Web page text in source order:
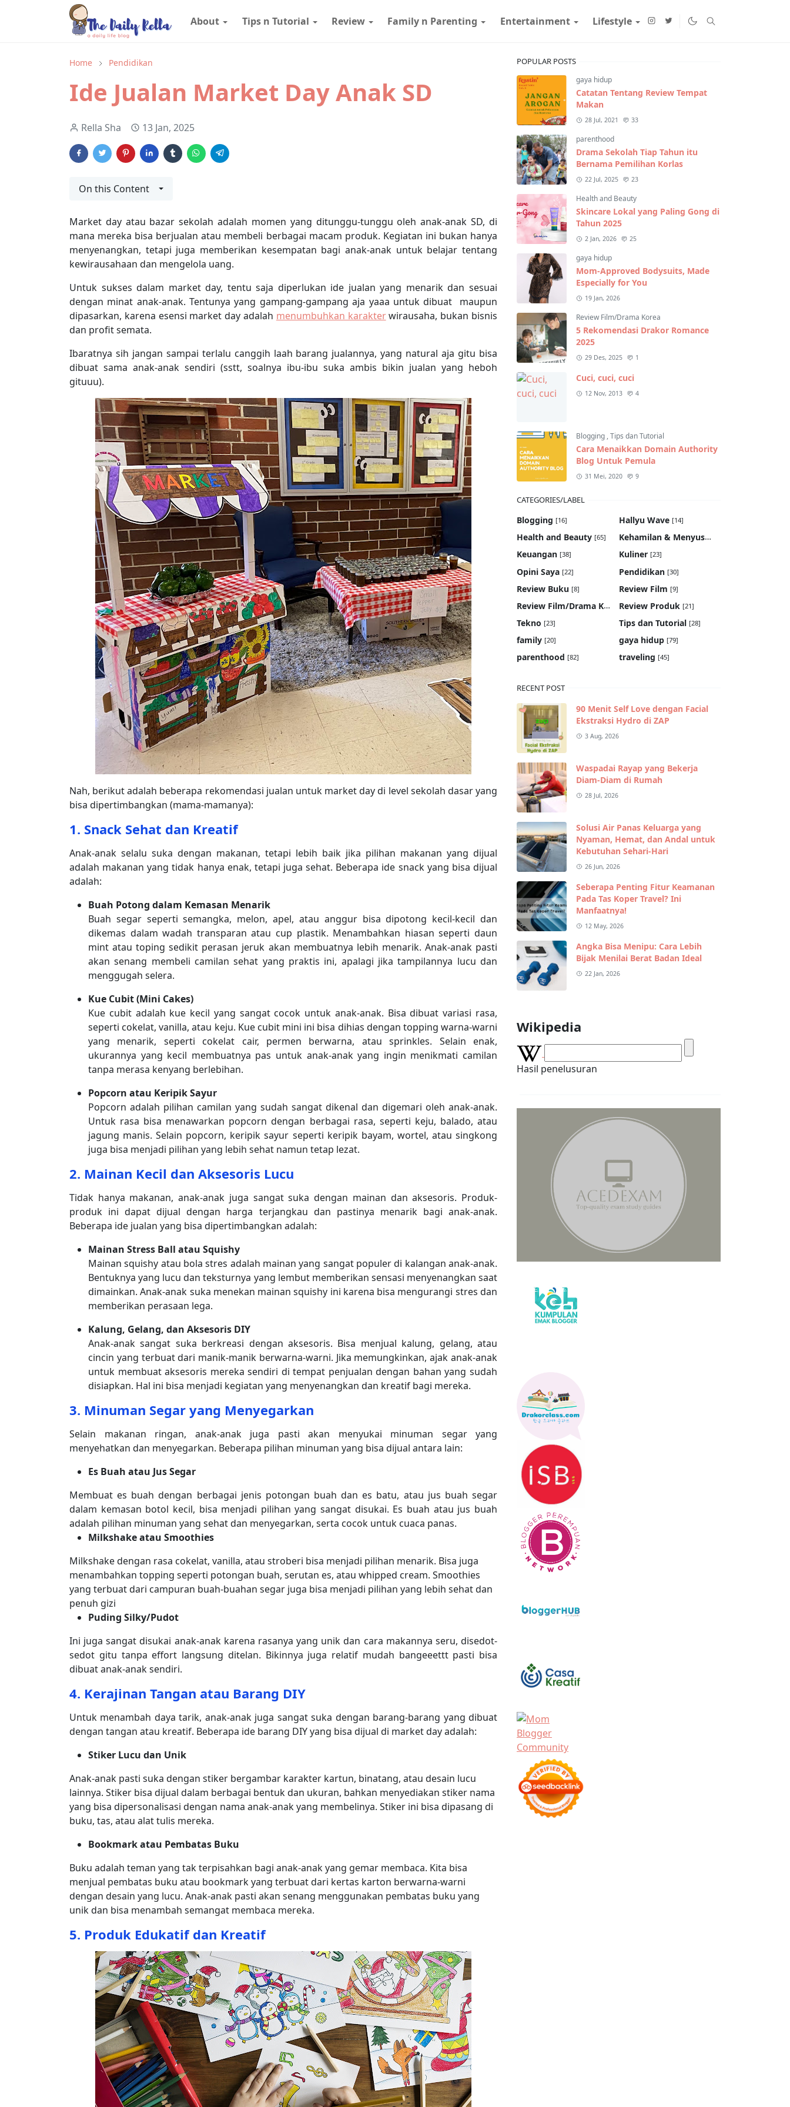
About Tips n Tutorial Review Family n Parenting Entertainment Lifestyle
Home Pendidikan
Ide Jualan Market Day Anak SD
Rella Sha 13 Jan, 2025
On this Content
Market day atau bazar sekolah adalah momen yang ditunggu-tunggu oleh anak-anak SD, di
mana mereka bisa berjualan atau membeli berbagai macam produk. Kegiatan ini bukan hanya
menyenangkan, tetapi juga memberikan kesempatan bagi anak-anak untuk belajar tentang
kewirausahaan dan mengelola uang.
Untuk sukses dalam market day, tentu saja diperlukan ide jualan yang menarik dan sesuai
dengan minat anak-anak. Tentunya yang gampang-gampang aja yaaa untuk dibuat maupun
dipasarkan, karena esensi market day adalah menumbuhkan karakterwirausaha, bukan bisnis
dan profit semata.
Ibaratnya sih jangan sampai terlalu canggih laah barang jualannya, yang natural aja gitu bisa
dibuat sama anak-anak sendiri (sstt, soalnya ibu-ibu suka ambis bikin jualan yang heboh
gituuu).
Nah, berikut adalah beberapa rekomendasi jualan untuk market day di level sekolah dasar yang
bisa dipertimbangkan (mama-mamanya):
1. Snack Sehat dan Kreatif
Anak-anak selalu suka dengan makanan, tetapi lebih baik jika pilihan makanan yang dijual
adalah makanan yang tidak hanya enak, tetapi juga sehat. Beberapa ide snack yang bisa dijual
adalah:
Buah Potong dalam Kemasan Menarik
Buah segar seperti semangka, melon, apel, atau anggur bisa dipotong kecil-kecil dan
dikemas dalam wadah transparan atau cup plastik. Menambahkan hiasan seperti daun
mint atau toping sedikit perasan jeruk akan membuatnya lebih menarik. Anak-anak pasti
akan senang membeli camilan sehat yang praktis ini, apalagi jika tampilannya lucu dan
menggugah selera.
Kue Cubit (Mini Cakes)
Kue cubit adalah kue kecil yang sangat cocok untuk anak-anak. Bisa dibuat variasi rasa,
seperti cokelat, vanilla, atau keju. Kue cubit mini ini bisa dihias dengan topping warna-warni
yang menarik, seperti cokelat cair, permen berwarna, atau sprinkles. Selain enak,
ukurannya yang kecil membuatnya pas untuk anak-anak yang ingin menikmati camilan
tanpa merasa kenyang berlebihan.
Popcorn atau Keripik Sayur
Popcorn adalah pilihan camilan yang sudah sangat dikenal dan digemari oleh anak-anak.
Untuk rasa bisa menawarkan popcorn dengan berbagai rasa, seperti keju, balado, atau
jagung manis. Selain popcorn, keripik sayur seperti keripik bayam, wortel, atau singkong
juga bisa menjadi pilihan yang lebih sehat namun tetap lezat.
2. Mainan Kecil dan Aksesoris Lucu
Tidak hanya makanan, anak-anak juga sangat suka dengan mainan dan aksesoris. Produk-
produk ini dapat dijual dengan harga terjangkau dan pastinya menarik bagi anak-anak.
Beberapa ide jualan yang bisa dipertimbangkan adalah:
Mainan Stress Ball atau Squishy
Mainan squishy atau bola stres adalah mainan yang sangat populer di kalangan anak-anak.
Bentuknya yang lucu dan teksturnya yang lembut memberikan sensasi menyenangkan saat
dimainkan. Anak-anak suka menekan mainan squishy ini karena bisa mengurangi stres dan
memberikan perasaan lega.
Kalung, Gelang, dan Aksesoris DIY
Anak-anak sangat suka berkreasi dengan aksesoris. Bisa menjual kalung, gelang, atau
cincin yang terbuat dari manik-manik berwarna-warni. Jika memungkinkan, ajak anak-anak
untuk membuat aksesoris mereka sendiri di tempat penjualan dengan bahan yang sudah
disiapkan. Hal ini bisa menjadi kegiatan yang menyenangkan dan kreatif bagi mereka.
3. Minuman Segar yang Menyegarkan
Selain makanan ringan, anak-anak juga pasti akan menyukai minuman segar yang
menyehatkan dan menyegarkan. Beberapa pilihan minuman yang bisa dijual antara lain:
Es Buah atau Jus Segar
Membuat es buah dengan berbagai jenis potongan buah dan es batu, atau jus buah segar
dalam kemasan botol kecil, bisa menjadi pilihan yang sangat disukai. Es buah atau jus buah
adalah pilihan minuman yang sehat dan menyegarkan, serta cocok untuk cuaca panas.
Milkshake atau Smoothies
Milkshake dengan rasa cokelat, vanilla, atau stroberi bisa menjadi pilihan menarik. Bisa juga
menambahkan topping seperti potongan buah, serutan es, atau whipped cream. Smoothies
yang terbuat dari campuran buah-buahan segar juga bisa menjadi pilihan yang lebih sehat dan
penuh gizi
Puding Silky/Pudot
Ini juga sangat disukai anak-anak karena rasanya yang unik dan cara makannya seru, disedot-
sedot gitu tanpa effort langsung ditelan. Bikinnya juga relatif mudah bangeeettt pasti bisa
dibuat anak-anak sendiri.
4. Kerajinan Tangan atau Barang DIY
Untuk menambah daya tarik, anak-anak juga sangat suka dengan barang-barang yang dibuat
dengan tangan atau kreatif. Beberapa ide barang DIY yang bisa dijual di market day adalah:
Stiker Lucu dan Unik
Anak-anak pasti suka dengan stiker bergambar karakter kartun, binatang, atau desain lucu
lainnya. Stiker bisa dijual dalam berbagai bentuk dan ukuran, bahkan menyediakan stiker nama
yang bisa dipersonalisasi dengan nama anak-anak yang membelinya. Stiker ini bisa dipasang di
buku, tas, atau alat tulis mereka.
Bookmark atau Pembatas Buku
Buku adalah teman yang tak terpisahkan bagi anak-anak yang gemar membaca. Kita bisa
menjual pembatas buku atau bookmark yang terbuat dari kertas karton berwarna-warni
dengan desain yang lucu. Anak-anak pasti akan senang menggunakan pembatas buku yang
unik dan bisa menambah semangat membaca mereka.
5. Produk Edukatif dan Kreatif
POPULAR POSTS
gaya hidup
Catatan Tentang Review Tempat
Makan
28 Jul, 2021 33
parenthood
Drama Sekolah Tiap Tahun itu
Bernama Pemilihan Korlas
22 Jul, 2025 23
Health and Beauty
Skincare Lokal yang Paling Gong di
Tahun 2025
2 Jan, 2026 25
gaya hidup
Mom-Approved Bodysuits, Made
Especially for You
19 Jan, 2026
Review Film/Drama Korea
5 Rekomendasi Drakor Romance
2025
29 Des, 2025 1
Cuci, cuci, cuci
12 Nov, 2013 4
Blogging ,Tips dan Tutorial
Cara Menaikkan Domain Authority
Blog Untuk Pemula
31 Mei, 2020 9
CATEGORIES/LABEL
Blogging [16] Hallyu Wave [14]
Health and Beauty [65] Kehamilan & Menyusui
Keuangan [38] Kuliner [23]
Opini Saya [22] Pendidikan [30]
Review Buku [8] Review Film [9]
Review Film/Drama Korea [22]
Review Produk [21]
Tekno [23] Tips dan Tutorial [28]
family [20] gaya hidup [79]
parenthood [82] traveling [45]
RECENT POST
90 Menit Self Love dengan Facial
Ekstraksi Hydro di ZAP
3 Aug, 2026
Waspadai Rayap yang Bekerja
Diam-Diam di Rumah
28 Jul, 2026
Solusi Air Panas Keluarga yang
Nyaman, Hemat, dan Andal untuk
Kebutuhan Sehari-Hari
26 Jun, 2026
Seberapa Penting Fitur Keamanan
Pada Tas Koper Travel? Ini
Manfaatnya!
12 May, 2026
Angka Bisa Menipu: Cara Lebih
Bijak Menilai Berat Badan Ideal
22 Jan, 2026
Wikipedia
Hasil penelusuran